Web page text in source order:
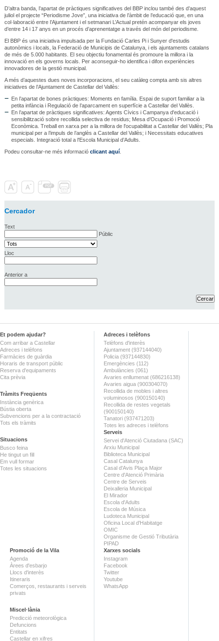
D’altra banda, l’apartat de pràctiques significatives del BBP inclou també des d’aquest
juliol el projecte “Periodisme Jove”, una iniciativa de l’àmbit de l’educació que, en una
col·laboració entre l’Ajuntament i el setmanari L’Actual pretén acompanyar els joves
d’entre 14 i 17 anys en un procés d’aprenentatge a través del món del periodisme.
El BBP és una iniciativa impulsada per la Fundació Carles Pi i Sunyer d'estudis
autonòmics i locals, la Federació de Municipis de Catalunya, i els ajuntaments catalans
de més de 5.000 habitants. El seu objectiu fonamental és promoure la millora i la
innovació en els governs locals. Per aconseguir-ho identifica i difon experiències
innovadores de la gestió municipal.
A més d’aquestes dues noves incorporacions, el seu catàleg compta amb sis altres
iniciatives de l’Ajuntament de Castellar del Vallès:
En l’apartat de bones pràctiques: Moments en família. Espai de suport familiar a la
petita infància i Regulació de l’aparcament en superfície a Castellar del Vallès.
En l’apartat de pràctiques significatives: Agents Cívics i Campanya d'educació i
sensibilització sobre recollida selectiva de residus; Mesa d’Ocupació i Promoció
Econòmica. Treball en xarxa per a la millora de l'ocupabilitat a Castellar del Vallès; Pla
municipal per a l’impuls de l’anglès a Castellar del Vallès; i Necessitats educatives
especials. Integració total a l'Escola Municipal d’Adults.
Podeu consultar-ne més informació clicant aquí.
Cercador
Text
Públic
Lloc
Anterior a
Et podem ajudar?
Com arribar a Castellar
Adreces i telèfons
Farmàcies de guàrdia
Horaris de transport públic
Reserva d'equipaments
Cita prèvia
Tràmits Freqüents
Instància genèrica
Bústia oberta
Subvencions per a la contractació
Tots els tràmits
Situacions
Busco feina
He tingut un fill
Em vull formar
Totes les situacions
Adreces i telèfons
Telèfons d'interès
Ajuntament (937144040)
Policia (937144830)
Emergències (112)
Ambulàncies (061)
Avaries enllumenat (686216138)
Avaries aigua (900304070)
Recollida de mobles i altres
voluminosos (900150140)
Recollida de restes vegetals
(900150140)
Tanatori (937471203)
Totes les adreces i telèfons
Serveis
Servei d'Atenció Ciutadana (SAC)
Arxiu Municipal
Biblioteca Municipal
Casal Catalunya
Casal d'Avis Plaça Major
Centre d'Atenció Primària
Centre de Serveis
Deixalleria Municipal
El Mirador
Escola d'Adults
Escola de Música
Ludoteca Municipal
Oficina Local d'Habitatge
OMIC
Organisme de Gestió Tributària
PIPAD
Promoció de la Vila
Agenda
Àrees d'esbarjo
Llocs d'interès
Itineraris
Comerços, restaurants i serveis
privats
Miscel·lània
Predicció meteorològica
Defuncions
Entitats
Castellar en xifres
Xarxes socials
Instagram
Facebook
Twitter
Youtube
WhatsApp